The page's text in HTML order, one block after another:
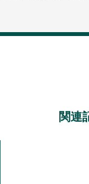
関連